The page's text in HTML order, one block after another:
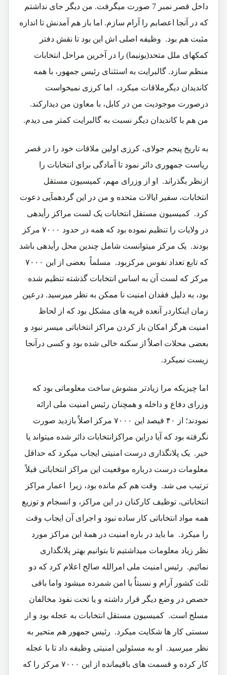
داخل قصر نمبر 7 صورت میگرفت.‏ من دیگر جای نداشتم
که در آنجا اعصابم را آرام سازم.‏ اما باز هم آمدنش تا اندازه
مثبت هم بود.‏ وظیفه اصلی اش این بود تا نقش دفتر
کمکهای ملل متحد(یونیما) را در آخرین مراحل انتخابات
منظم سازد.‏ گالبرایت به استثنای رئیس جمهور، با همه
کاندیدان دیگرملاقات میکرد،‏ اما کرزی نمیخواست
درصورت موجودیت من در کابل، با معاون من دیدارکند.
من هم با کاندیدان دیگر نسبت به گالبرایت کمتر می دیدم.‏
به تاریخ پنجم جولای، کرزی اولین ملاقات خود را در قصر
ریاست جمهوری دائر نمود تا آمادگی برای انتخابات را
ازنظر بگذراند.‏ او از وزرای مهم، کمیسیون مستقل
انتخابات، سفیر ایالات متحده و من در این گردهمآیی دعوت
کرد.‏ کمیسیون مستقل انتخابات یک لست مراکز رأیدهی
در ولایات را تنظیم نموده بود که همه در حدود ۷۰۰۰ مرکز
بودند.‏ یک مرکز میتوانست شامل چندین محل رأیدهی باشد
که تابع تعداد نفوس مرکزبود.‏ مسلماً بعضی از این ۷۰۰۰
مرکز که لست آن به اساس انتخابات گذشته تنظیم شده
بود، به دلیل فقدان امنیت نا ممکن به نظر میرسید.‏ درعین
زمان اینکاردر آنعده قریه های مشکل بود که از لحاظ
امنیت هرگز امکان باز کردن مراکز انتخاباتی میسر نبود و
بعضی محلات اصلاٌ از سکنه خالی شده بود و کسی درآنجا
زیست نمیکرد.‏
اما چیزیکه مرا زیادتر مشوش ساخت معلوماتی بود که
وزرای دفاع و داخله و همچنان رئیس امنیت ملی ارائه
نمودند؛ از ۴۰ فیصد این ۷۰۰۰ مرکز اصلاٌ بازدید صورت
نگرفته بود که آیا دراین مراکزانتخابات دائر شده میتواند یا
خیر.‏ یک پلانگذاری درست امنیتی ایجاب میکرد که حداقل
معلومات درست درباره موقعیت این مراکز انتخاباتی قبلاً
ترتیب می شد.‏ وقت هم کم مانده بود، زیرا اعمار مراکز
انتخاباتی، توظیف کارکنان در این مراکز، و انسجام و توزیع
همه مواد انتخاباتی کار ساده نبود و اجرای آن ایجاب وقت
را میکرد.‏ ما باید در باره امنیت در همۀ این مراکز مورد
نظر زیاد معلومات میداشتیم تا بتوانیم بهتر پلانگذاری
نمائیم.‏ رئیس امنیت ملی امرالله صالح اعلام کرد که دو
ثلث کشور آرام و نسبتاٌ با امن شمرده میشود واما باقی
حصص در وضع دیگر قرار داشته و یا تحت نفوذ مخالفان
مسلح است.‏ کمیسیون مستقل انتخابات به عجله بود و از
سستی کار ها شکایت میکرد.‏ رئیس جمهور هم متحیر به
نظر میرسید.‏ او به مسئولین امنیتی وظیفه داد تا با عجله
کار کرده و قسمت های باقیمانده از این ۷۰۰۰ مرکز را که